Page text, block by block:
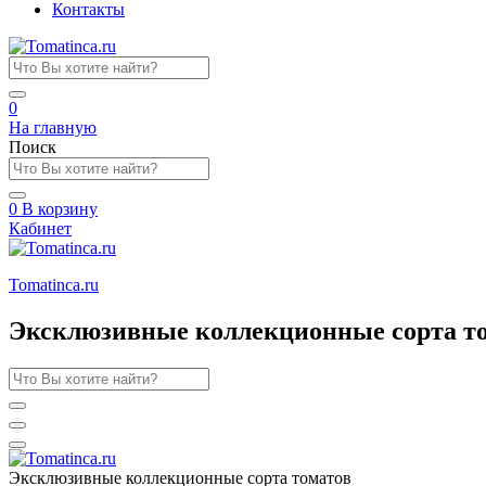
Контакты
0
На главную
Поиск
0 В корзину
Кабинет
Tomatinсa.ru
Эксклюзивные коллекционные сорта
Эксклюзивные коллекционные сорта томатов